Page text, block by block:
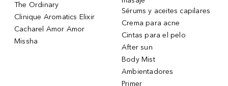
The Ordinary
Clinique Aromatics Elixir
Cacharel Amor Amor
Missha
Sérums y aceites capilares
Crema para acne
Cintas para el pelo
After sun
Body Mist
Ambientadores
Primer